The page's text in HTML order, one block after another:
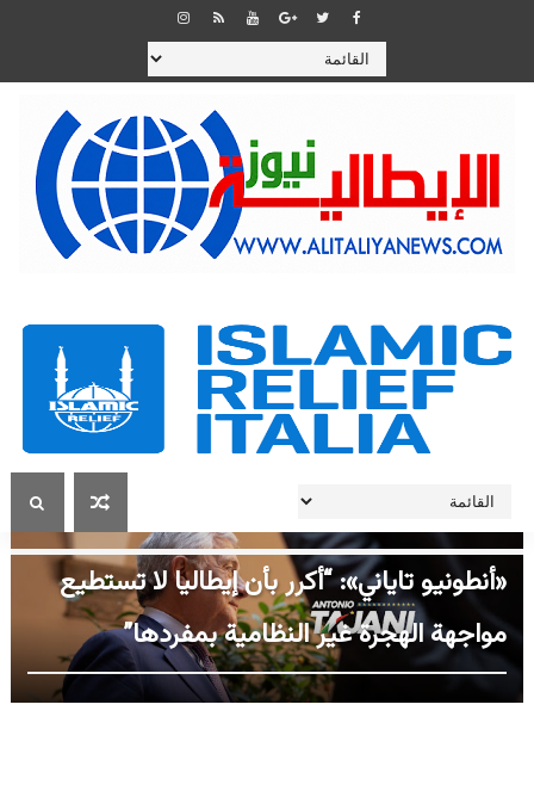
«أنطونيو تاياني»: “أكرر بأن إيطاليا لا تستطيع
مواجهة الهجرة غير النظامية بمفردها”